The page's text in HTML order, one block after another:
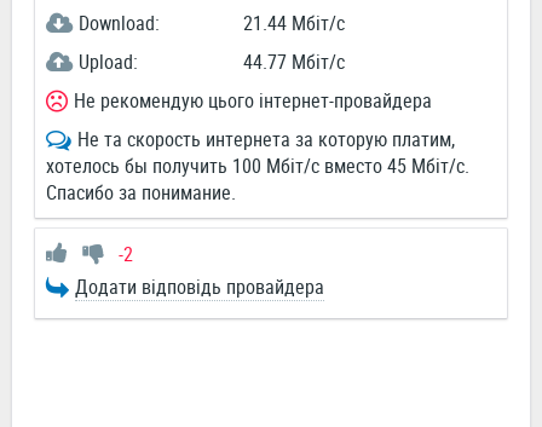
Download:
21.44 Мбіт/c
Upload:
44.77 Мбіт/c
Не рекомендую цього інтернет-провайдера
Не та скорость интернета за которую платим,
хотелось бы получить 100 Мбіт/с вместо 45 Мбіт/с.
Спасибо за понимание.
-2
Додати відповідь провайдера